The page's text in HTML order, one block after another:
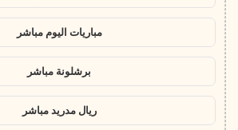
مباريات اليوم مباشر
برشلونة مباشر
ريال مدريد مباشر